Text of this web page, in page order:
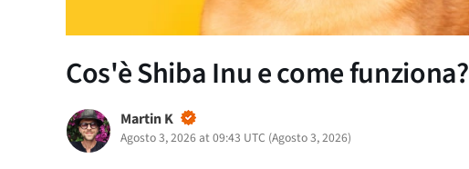
Cos'è Shiba Inu e come funziona?
Martin K
Agosto 3, 2026 at 09:43 UTC (Agosto 3, 2026)